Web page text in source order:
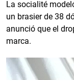
La socialité
un brasier de 38
anunció que el
marca.